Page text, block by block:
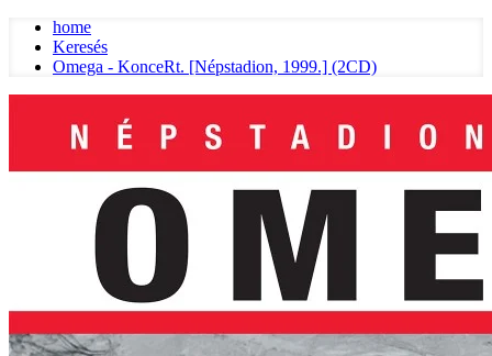
home
Keresés
Omega - KonceRt. [Népstadion, 1999.] (2CD)